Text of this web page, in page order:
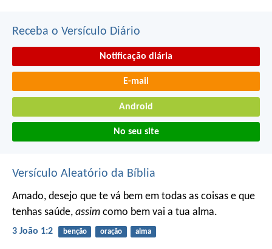
Receba o Versículo Diário
Notificação diária
E-mail
Android
No seu site
Versículo Aleatório da Bíblia
Amado, desejo que te vá bem em todas as coisas e que
tenhas saúde, assim como bem vai a tua alma.
3 João 1:2 benção oração alma